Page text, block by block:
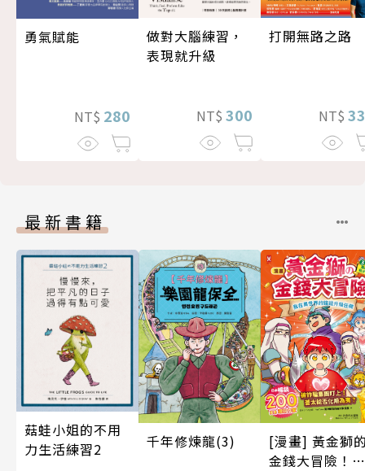
勇氣賦能
NT$ 280
做對大腦練習，
表現就升級
NT$ 300
打開無路之路
NT$
最新書籍
菇蛙小姐的不用
力生活練習2
千年修煉龍(3)
[漫畫] 黃金獅
金錢大冒險！